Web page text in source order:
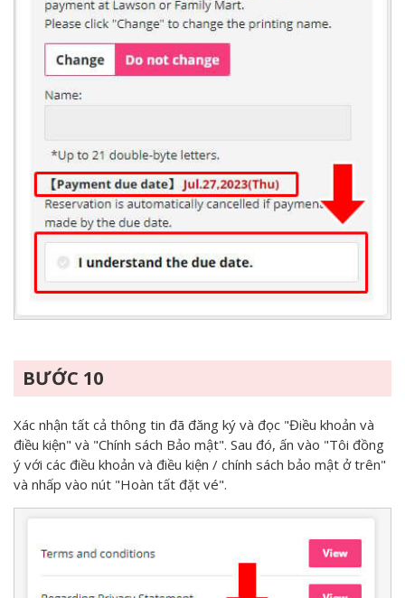
BƯỚC 10
Xác nhận tất cả thông tin đã đăng ký và đọc "Điều khoản và
điều kiện" và "Chính sách Bảo mật". Sau đó, ấn vào "Tôi đồng
ý với các điều khoản và điều kiện / chính sách bảo mật ở trên"
và nhấp vào nút "Hoàn tất đặt vé".